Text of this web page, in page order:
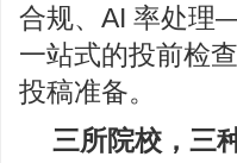
合规、AI 率处理
一站式的投前检
投稿准备。
三所院校，三